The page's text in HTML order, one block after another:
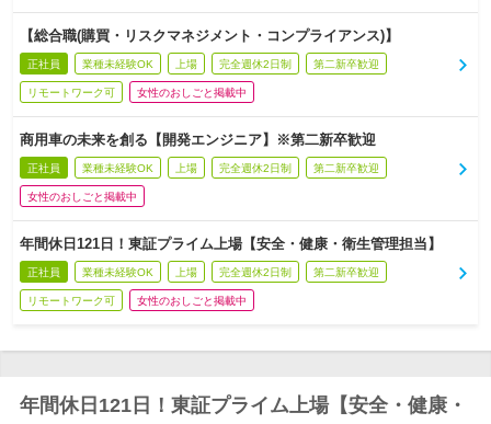
【総合職(購買・リスクマネジメント・コンプライアンス)】
正社員 業種未経験OK 上場 完全週休2日制 第二新卒歓迎
リモートワーク可 女性のおしごと掲載中
商用車の未来を創る【開発エンジニア】※第二新卒歓迎
正社員 業種未経験OK 上場 完全週休2日制 第二新卒歓迎
女性のおしごと掲載中
年間休日121日！東証プライム上場【安全・健康・衛生管理担当】
正社員 業種未経験OK 上場 完全週休2日制 第二新卒歓迎
リモートワーク可 女性のおしごと掲載中
年間休日121日！東証プライム上場【安全・健康・